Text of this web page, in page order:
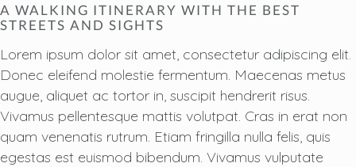
A WALKING ITINERARY WITH THE BEST
STREETS AND SIGHTS
Lorem ipsum dolor sit amet, consectetur adipiscing elit.
Donec eleifend molestie fermentum. Maecenas metus
augue, aliquet ac tortor in, suscipit hendrerit risus.
Vivamus pellentesque mattis volutpat. Cras in erat non
quam venenatis rutrum. Etiam fringilla nulla felis, quis
egestas est euismod bibendum. Vivamus vulputate